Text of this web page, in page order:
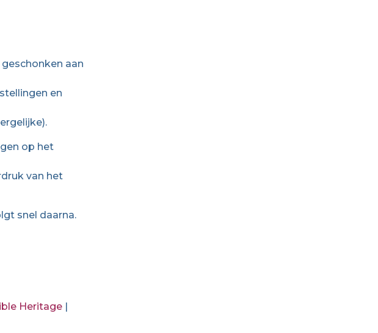
aan
en
op het
van het
snel daarna.
Heritage